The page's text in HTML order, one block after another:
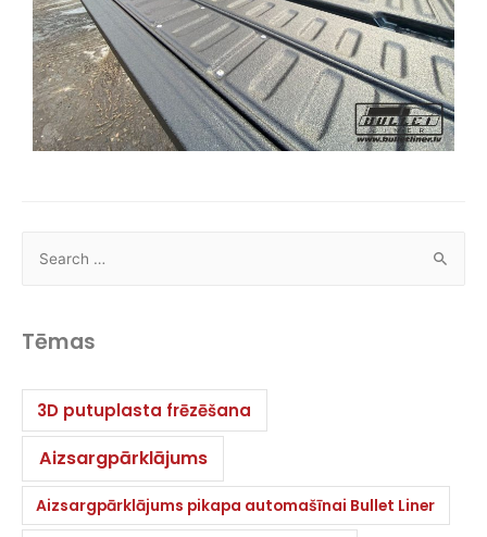
Tēmas
3D putuplasta frēzēšana
Aizsargpārklājums
Aizsargpārklājums pikapa automašīnai Bullet Liner